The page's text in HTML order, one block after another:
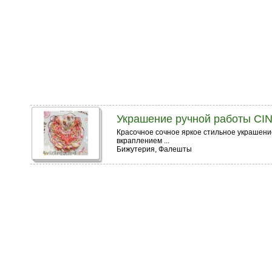
Украшение ручной работы
Красочное сочное яркое стильное
вкраплением ...
Бижутерия, Фалешты